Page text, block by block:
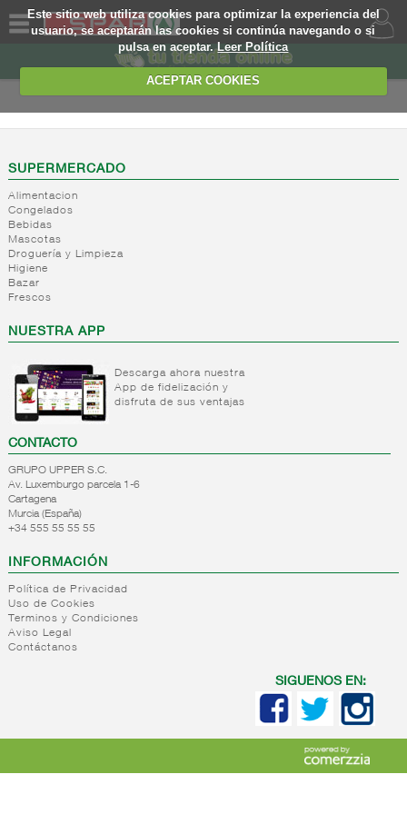
Este sitio web utiliza cookies para optimizar la experiencia del
usuario, se aceptarán las cookies si continúa navegando o si
pulsa en aceptar.Leer Política
ACEPTAR COOKIES
SOMOS
WEB
EJEMPLO
SUPERMERCADO
Alimentacion
Congelados
Bebidas
Mascotas
Droguería y Limpieza
Higiene
Bazar
Frescos
NUESTRA APP
Descarga ahora nuestra
App de fidelización y
disfruta de sus ventajas
CONTACTO
GRUPO UPPER S.C.
Av. Luxemburgo parcela 1-6
Cartagena
Murcia (España)
+34 555 55 55 55
INFORMACIÓN
Política de Privacidad
Uso de Cookies
Terminos y Condiciones
Aviso Legal
Contáctanos
SIGUENOS EN: